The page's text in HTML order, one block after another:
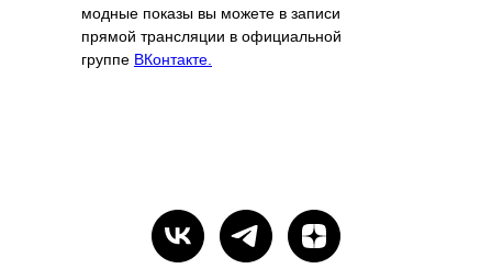
модные показы вы можете в записи
прямой трансляции в официальной
группе ВКонтакте.